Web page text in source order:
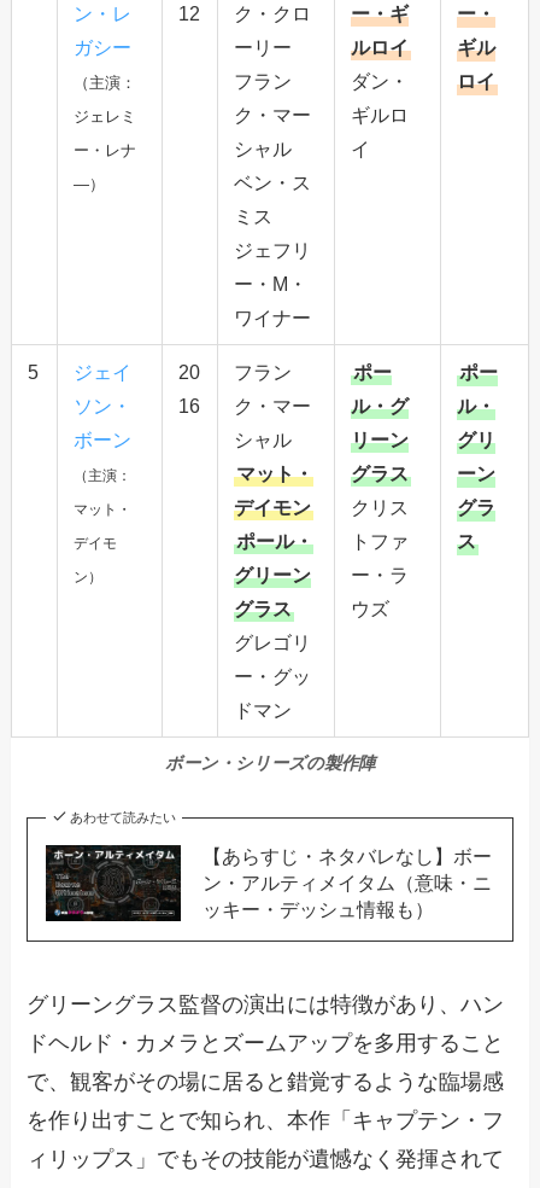
ン・レ
ガシー
（主演：
ジェレミ
ー・レナ
―）
12
ク・クロ
ーリー
フラン
ク・マー
シャル
ベン・ス
ミス
ジェフリ
ー・M・
ワイナー
ー・ギ
ルロイ
ダン・
ギルロ
イ
ー・
ギル
ロイ
5
ジェイ
ソン・
ボーン
（主演：
マット・
デイモ
ン）
20
16
フラン
ク・マー
シャル
マット・
デイモン
ポール・
グリーン
グラス
グレゴリ
ー・グッ
ドマン
ポー
ル・グ
リーン
グラス
クリス
トファ
ー・ラ
ウズ
ポー
ル・
グリ
ーン
グラ
ス
ボーン・シリーズの製作陣
あわせて読みたい
【あらすじ・ネタバレなし】ボー
ン・アルティメイタム（意味・ニ
ッキー・デッシュ情報も）
グリーングラス監督の演出には特徴があり、ハン
ドヘルド・カメラとズームアップを多用すること
で、観客がその場に居ると錯覚するような臨場感
を作り出すことで知られ、本作「キャプテン・フ
ィリップス」でもその技能が遺憾なく発揮されて